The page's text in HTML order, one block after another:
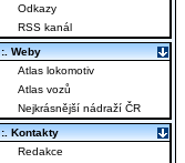
Odkazy
RSS kanál
:. Weby
Atlas lokomotiv
Atlas vozů
Nejkrásnější nádraží ČR
:. Kontakty
Redakce